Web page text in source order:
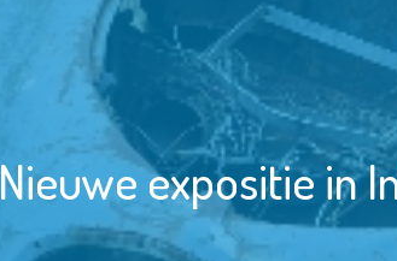
Nieuwe expositie in